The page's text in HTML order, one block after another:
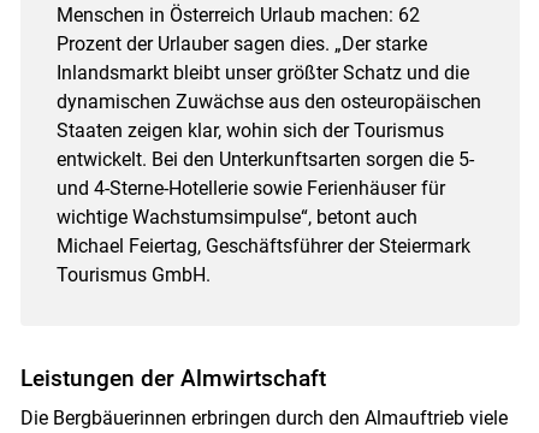
Menschen in Österreich Urlaub machen: 62
Prozent der Urlauber sagen dies. „Der starke
Inlandsmarkt bleibt unser größter Schatz und die
dynamischen Zuwächse aus den osteuropäischen
Staaten zeigen klar, wohin sich der Tourismus
entwickelt. Bei den Unterkunftsarten sorgen die 5-
und 4-Sterne-Hotellerie sowie Ferienhäuser für
wichtige Wachstumsimpulse“, betont auch
Michael Feiertag, Geschäftsführer der Steiermark
Tourismus GmbH.
Leistungen der Almwirtschaft
Die Bergbäuerinnen erbringen durch den Alm­auftrieb viele